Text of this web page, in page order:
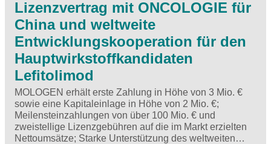
Lizenzvertrag mit ONCOLOGIE für
China und weltweite
Entwicklungskooperation für den
Hauptwirkstoffkandidaten
Lefitolimod
MOLOGEN erhält erste Zahlung in Höhe von 3 Mio. €
sowie eine Kapitaleinlage in Höhe von 2 Mio. €;
Meilensteinzahlungen von über 100 Mio. € und
zweistellige Lizenzgebühren auf die im Markt erzielten
Nettoumsätze; Starke Unterstützung des weltweiten…